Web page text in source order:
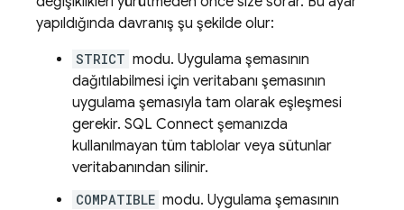
yapıldığında davranış şu şekilde olur:
STRICT modu. Uygulama şemasının
dağıtılabilmesi için veritabanı şemasının
uygulama şemasıyla tam olarak eşleşmesi
gerekir. SQL Connect şemanızda
kullanılmayan tüm tablolar veya sütunlar
veritabanından silinir.
COMPATIBLE modu. Uygulama şemasının